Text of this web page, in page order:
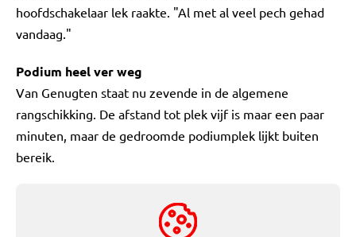
hoofdschakelaar lek raakte. "Al met al veel pech gehad
vandaag."
Podium heel ver weg
Van Genugten staat nu zevende in de algemene
rangschikking. De afstand tot plek vijf is maar een paar
minuten, maar de gedroomde podiumplek lijkt buiten
bereik.